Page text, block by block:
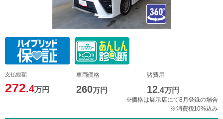
支払総額
272.4万円
車両価格
260万円
諸費用
12.4万円
※価格は展示店にて8月登録の場合
※消費税10%込み